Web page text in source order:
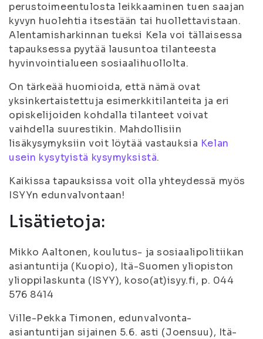
perustoimeentulosta leikkaaminen tuen saajan
kyvyn huolehtia itsestään tai huollettavistaan.
Alentamisharkinnan tueksi Kela voi tällaisessa
tapauksessa pyytää lausuntoa tilanteesta
hyvinvointialueen sosiaalihuollolta.
On tärkeää huomioida, että nämä ovat
yksinkertaistettuja esimerkkitilanteita ja eri
opiskelijoiden kohdalla tilanteet voivat
vaihdella suurestikin. Mahdollisiin
lisäkysymyksiin voit löytää vastauksia Kelan
usein kysytyistä kysymyksistä.
Kaikissa tapauksissa voit olla yhteydessä myös
ISYYn edunvalvontaan!
Lisätietoja:
Mikko Aaltonen, koulutus- ja sosiaalipolitiikan
asiantuntija (Kuopio), Itä-Suomen yliopiston
ylioppilaskunta (ISYY), koso(at)isyy.fi, p. 044
576 8414
Ville-Pekka Timonen, edunvalvonta-
asiantuntijan sijainen 5.6. asti (Joensuu), Itä-